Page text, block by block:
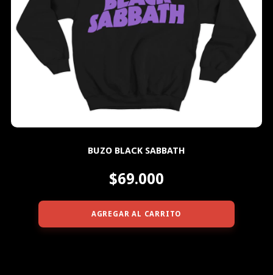
BUZO BLACK SABBATH
$69.000
AGREGAR AL CARRITO